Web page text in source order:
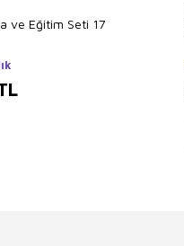
ve Eğitim Seti 17